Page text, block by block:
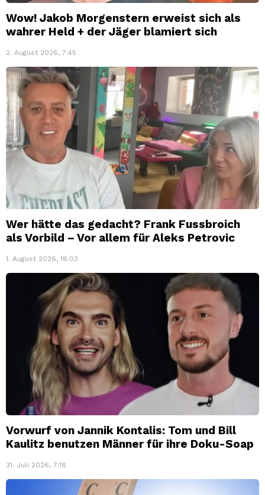
Wow! Jakob Morgenstern erweist sich als
wahrer Held + der Jäger blamiert sich
2. August 2026, 7:45
Wer hätte das gedacht? Frank Fussbroich
als Vorbild – Vor allem für Aleks Petrovic
1. August 2026, 18:03
Vorwurf von Jannik Kontalis: Tom und Bill
Kaulitz benutzen Männer für ihre Doku-Soap
31. Juli 2026, 7:18